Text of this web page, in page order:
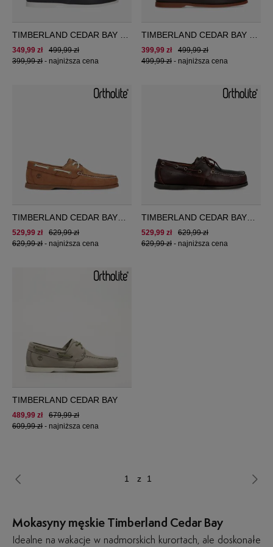
TIMBERLAND CEDAR BAY 2
EYE BOAT499,99 zł
349,99 zł
399,99 zł - najniższa cena
TIMBERLAND CEDAR BAY 2
EYE BOAT499,99 zł
399,99 zł
499,99 zł - najniższa cena
TIMBERLAND CEDAR BAY
BOAT SHOE629,99 zł
529,99 zł
629,99 zł - najniższa cena
TIMBERLAND CEDAR BAY
BOAT SHOE629,99 zł
529,99 zł
629,99 zł - najniższa cena
TIMBERLAND CEDAR BAY
679,99 zł
489,99 zł
609,99 zł - najniższa cena
z 1
Mokasyny męskie Timberland Cedar Bay
Idealne na wakacje w nadmorskich kurortach, ale doskonałe